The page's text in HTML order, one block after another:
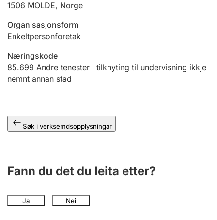
Ektepaktrettleiaren
Andre tema
1506 MOLDE, Norge
Organisasjonsform
Enkeltpersonforetak
Næringskode
85.699 Andre tenester i tilknyting til undervisning ikkje
nemnt annan stad
Søk i verksemdsopplysningar
Fann du det du leita etter?
Ja Nei